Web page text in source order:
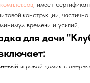
, имеет
конструкции,
времени и усилий.
для дачи
игровой домик с